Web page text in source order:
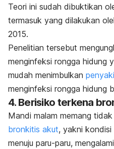
Teori ini sudah dibuktikan
termasuk yang dilakukan
2015.
Penelitian tersebut
menginfeksi rongga hidung
mudah menimbulkan
menginfeksi rongga hidung
4. Berisiko terkena
Mandi malam memang
bronkitis akut, yakni
menuju paru-paru,